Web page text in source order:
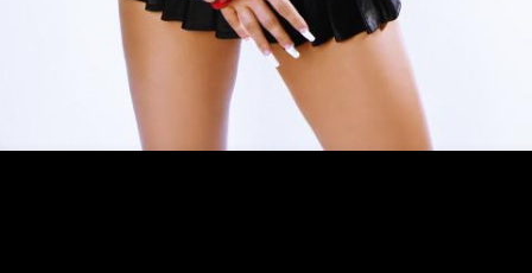
Artwork "I Like Ur Look" (2025)